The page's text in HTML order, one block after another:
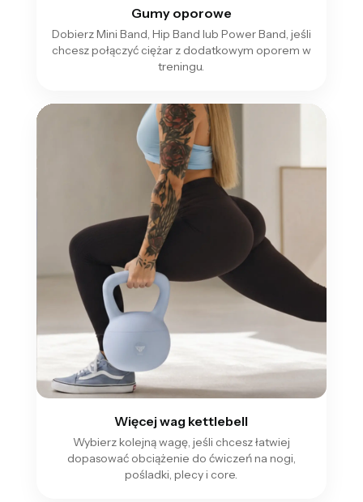
Gumy oporowe
Dobierz Mini Band, Hip Band lub Power Band, jeśli
chcesz połączyć ciężar z dodatkowym oporem w
treningu.
Więcej wag kettlebell
Wybierz kolejną wagę, jeśli chcesz łatwiej
dopasować obciążenie do ćwiczeń na nogi,
pośladki, plecy i core.